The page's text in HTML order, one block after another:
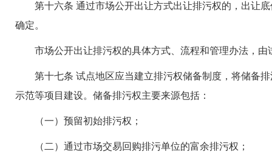
第十六条 通过市场公开出让方式出让排污权的，出让底
确定。
市场公开出让排污权的具体方式、流程和管理办法，由
第十七条 试点地区应当建立排污权储备制度，将储备排
示范等项目建设。储备排污权主要来源包括：
（一）预留初始排污权；
（二）通过市场交易回购排污单位的富余排污权；